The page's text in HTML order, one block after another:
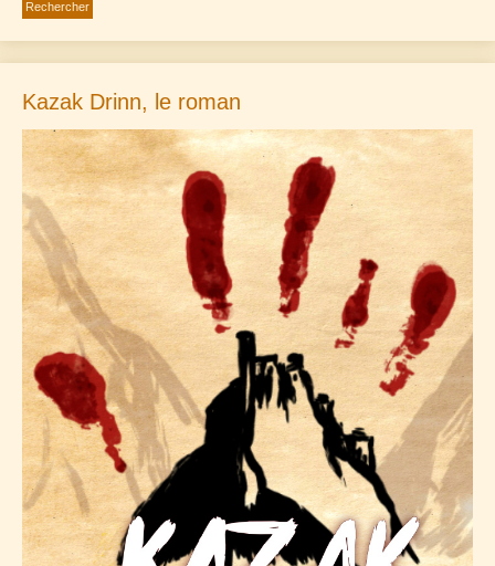
Kazak Drinn, le roman